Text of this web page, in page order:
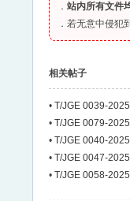
．站内所有文件
．若无意中侵犯
相关帖子
•T/JGE 0039-
•T/JGE 0079-
•T/JGE 0040-
•T/JGE 0047-
•T/JGE 0058-